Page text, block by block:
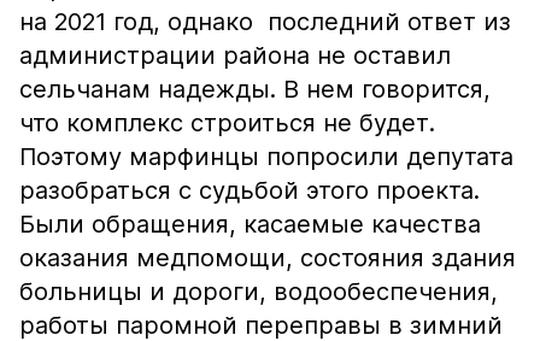
на 2021 год, однако последний ответ из
администрации района не оставил
сельчанам надежды. В нем говорится,
что комплекс строиться не будет.
Поэтому марфинцы попросили депутата
разобраться с судьбой этого проекта.
Были обращения, касаемые качества
оказания медпомощи, состояния здания
больницы и дороги, водообеспечения,
работы паромной переправы в зимний